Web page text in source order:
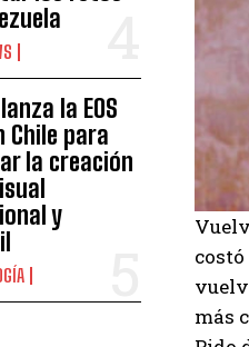
la EOS
Chile para
la creación
y
más